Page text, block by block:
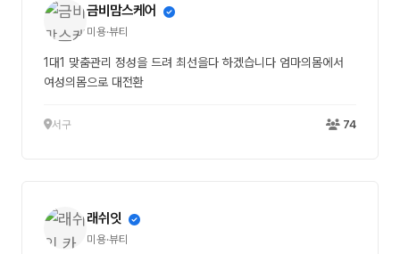
금비맘스케어
미용·뷰티
1대1 맞춤관리 정성을 드려 최선을다 하겠습니다 엄마의몸에서
여성의몸으로 대전환
서구 74
래쉬잇
미용·뷰티